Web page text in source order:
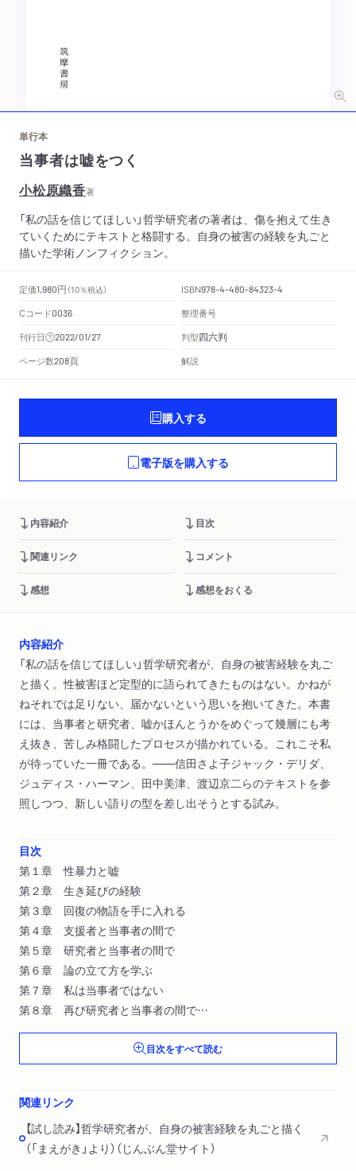
単行本
当事者は嘘をつく
小松原織香著
「私の話を信じてほしい」哲学研究者の著者は、傷を抱えて生き
ていくためにテキストと格闘する。自身の被害の経験を丸ごと
描いた学術ノンフィクション。
定価1,980円 （10％税込） ISBN978-4-480-84323-4
Cコード0036
整理番号
刊行日
2022/01/27 判型四六判
ページ数208頁 解説
購入する
電子版を購入する
内容紹介 目次
関連リンク コメント
感想 感想をおくる
内容紹介
「私の話を信じてほしい」哲学研究者が、自身の被害経験を丸ご
と描く。性被害ほど定型的に語られてきたものはない。かねが
ねそれでは足りない、届かないという思いを抱いてきた。本書
には、当事者と研究者、嘘かほんとうかをめぐって幾層にも考
え抜き、苦しみ格闘したプロセスが描かれている。これこそ私
が待っていた一冊である。――信田さよ子ジャック・デリダ、
ジュディス・ハーマン、田中美津、渡辺京二らのテキストを参
照しつつ、新しい語りの型を差し出そうとする試み。
目次
第１章 性暴力と嘘
第２章 生き延びの経験
第３章 回復の物語を手に入れる
第４章 支援者と当事者の間で
第５章 研究者と当事者の間で
第６章 論の立て方を学ぶ
第７章 私は当事者ではない
第８章 再び研究者と当事者の間で
第９章 語りをひらく
目次をすべて読む
関連リンク
【試し読み】哲学研究者が、自身の被害経験を丸ごと描く
（「まえがき」より）（じんぶん堂サイト）